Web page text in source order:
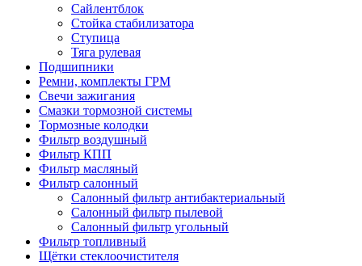
Сайлентблок
Стойка стабилизатора
Ступица
Тяга рулевая
Подшипники
Ремни, комплекты ГРМ
Свечи зажигания
Смазки тормозной системы
Тормозные колодки
Фильтр воздушный
Фильтр КПП
Фильтр масляный
Фильтр салонный
Салонный фильтр антибактериальный
Салонный фильтр пылевой
Салонный фильтр угольный
Фильтр топливный
Щётки стеклоочистителя